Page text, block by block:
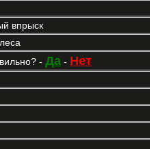
впрыск
- Да- Нет